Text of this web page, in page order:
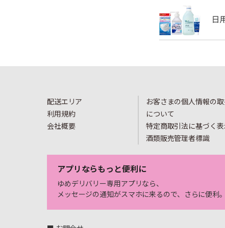
配送エリア
利用規約
会社概要
お客さまの個人情報の取
について
特定商取引法に基づく
酒類販売管理者標識
アプリならもっと便利に
ゆめデリバリー専用アプリなら、
メッセージの通知がスマホに来るので、さらに便利。